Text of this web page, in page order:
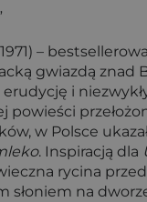
–
gwiazdą znad
erudycję i
powieści
w Polsce
. Inspiracją dla
rycina
słoniem na